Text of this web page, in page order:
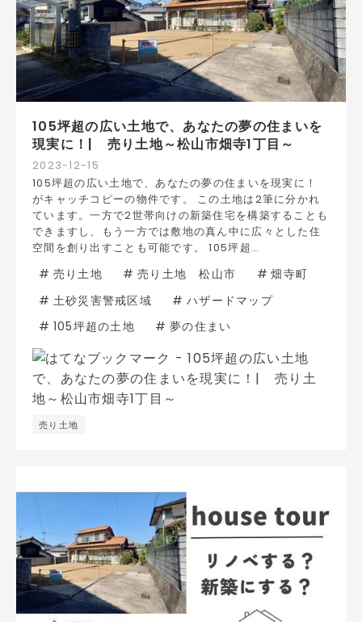
2023-12-15
105坪超の広い土地で、あなたの夢の住まいを
現実に！| 売り土地～松山市畑寺1丁目～
売り土地
105坪超の広い土地で、あなたの夢の住まいを現実に！
がキャッチコピーの物件です。 この土地は2筆に分かれ
ています。一方で2世帯向けの新築住宅を構築することも
できますし、もう一方では敷地の真ん中に広々とした住
空間を創り出すことも可能です。 105坪超…
# 売り土地 # 売り土地 松山市 # 畑寺町
# 土砂災害警戒区域 # ハザードマップ
# 105坪超の土地 # 夢の住まい